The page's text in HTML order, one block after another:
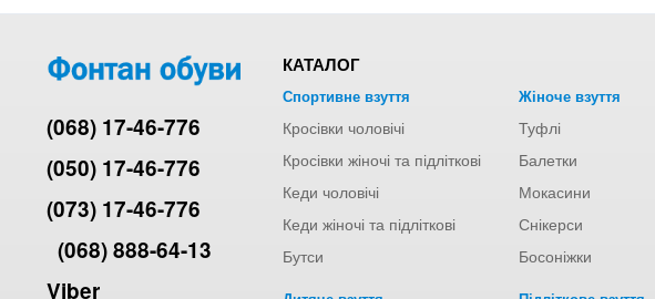
(068) 17-46-776
(050) 17-46-776
(073) 17-46-776
(068) 888-64-13
Viber
КАТАЛОГ
Спортивне взуття
Кросівки чоловічі
Кросівки жіночі та підліткові
Кеди чоловічі
Кеди жіночі та підліткові
Бутси
Жіноче взуття
Туфлі
Балетки
Мокасини
Снікерси
Босоніжки